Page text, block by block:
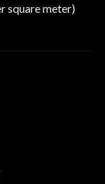
square meter)